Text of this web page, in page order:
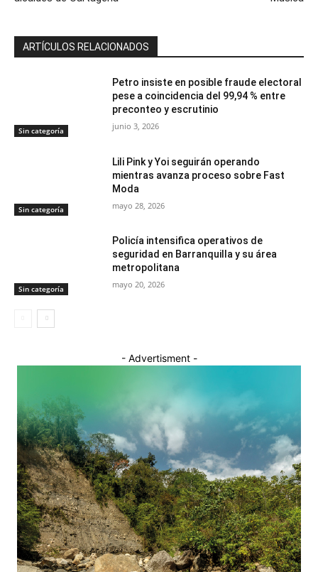
ARTÍCULOS RELACIONADOS
Sin categoría
Petro insiste en posible fraude electoral
pese a coincidencia del 99,94 % entre
preconteo y escrutinio
junio 3, 2026
Sin categoría
Lili Pink y Yoi seguirán operando
mientras avanza proceso sobre Fast
Moda
mayo 28, 2026
Sin categoría
Policía intensifica operativos de
seguridad en Barranquilla y su área
metropolitana
mayo 20, 2026
- Advertisment -